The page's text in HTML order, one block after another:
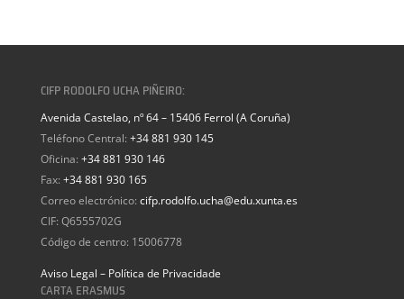
CIFP RODOLFO UCHA PIÑEIRO:
Avenida Castelao, nº 64 – 15406 Ferrol (A Coruña)
Teléfono Central: +34 881 930 145
Oficina: +34 881 930 146
Fax: +34 881 930 165
Correo electrónico: cifp.rodolfo.ucha@edu.xunta.es
CIF: Q6555702G
Código de centro: 15006778
Aviso Legal – Política de Privacidade
CARTA ERASMUS